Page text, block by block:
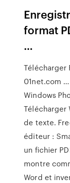
format
...
Télécharger
01net.com
Windows
Télécharger
de texte.
éditeur :
un fichier
montre
Word et